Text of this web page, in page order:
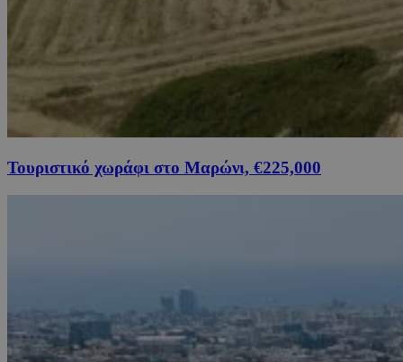
Τουριστικό χωράφι στο Μαρώνι, €225,000